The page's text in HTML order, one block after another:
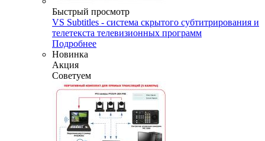
Быстрый просмотр
VS Subtitles - система скрытого субтитрирования и
телетекста телевизионных программ
Подробнее
Новинка
Акция
Советуем